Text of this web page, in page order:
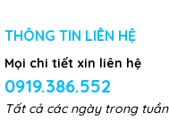
THÔNG TIN LIÊN HỆ
Mọi chi tiết xin liên hệ
0919.386.552
Tất cả các ngày trong